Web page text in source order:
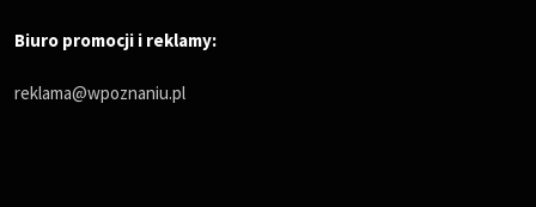
Biuro promocji i reklamy:
reklama@wpoznaniu.pl